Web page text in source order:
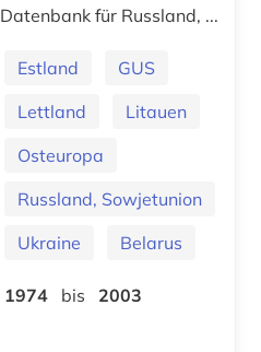
Datenbank für Russland, ...
Estland
GUS
Lettland
Litauen
Osteuropa
Russland, Sowjetunion
Ukraine
Belarus
1974 bis 2003